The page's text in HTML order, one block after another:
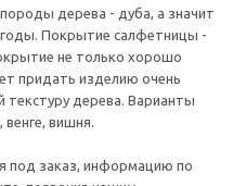
дерева - дуба, а значит
Покрытие салфетницы -
не только хорошо
придать изделию очень
дерева. Варианты
вишня.
под заказ, информацию по